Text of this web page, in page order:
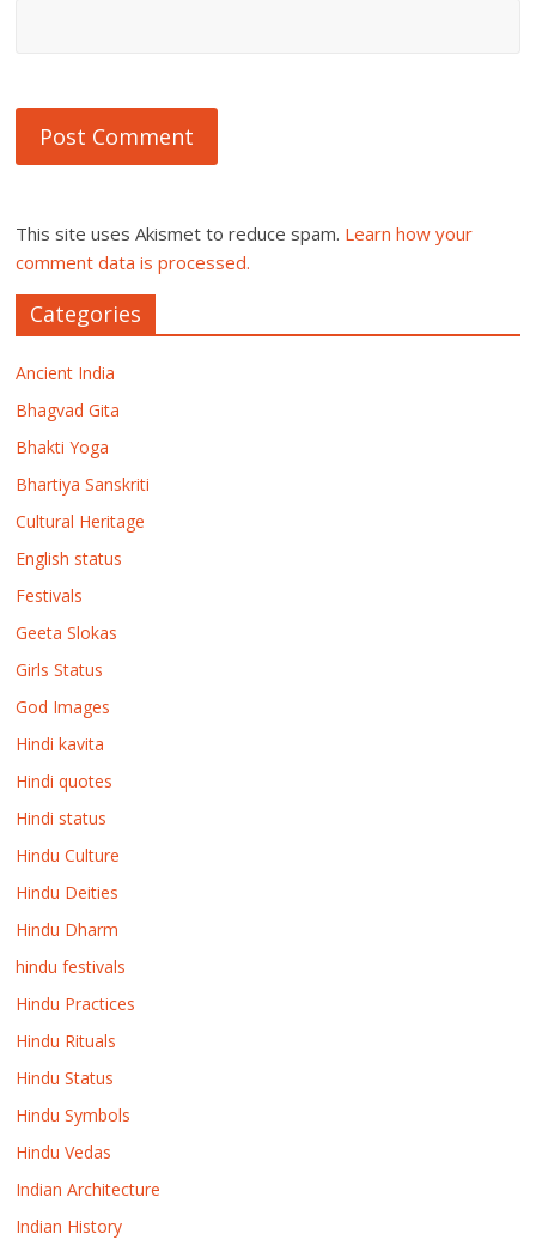
This site uses Akismet to reduce spam. Learn how your
comment data is processed.
Categories
Ancient India
Bhagvad Gita
Bhakti Yoga
Bhartiya Sanskriti
Cultural Heritage
English status
Festivals
Geeta Slokas
Girls Status
God Images
Hindi kavita
Hindi quotes
Hindi status
Hindu Culture
Hindu Deities
Hindu Dharm
hindu festivals
Hindu Practices
Hindu Rituals
Hindu Status
Hindu Symbols
Hindu Vedas
Indian Architecture
Indian History